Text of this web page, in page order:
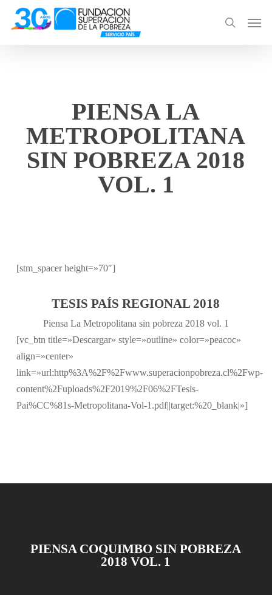
search
Menu
PIENSA LA
METROPOLITANA
SIN POBREZA 2018
VOL. 1
[stm_spacer height=»70″]
TESIS PAÍS REGIONAL 2018
Piensa La Metropolitana sin pobreza 2018 vol. 1
[vc_btn title=»Descargar» style=»outline» color=»peacoc»
align=»center»
link=»url:http%3A%2F%2Fwww.superacionpobreza.cl%2Fwp-
content%2Fuploads%2F2019%2F06%2FTesis-
Pai%CC%81s-Metropolitana-Vol-1.pdf||target:%20_blank|»]
PIENSA COQUIMBO SIN POBREZA
2018 VOL. 1